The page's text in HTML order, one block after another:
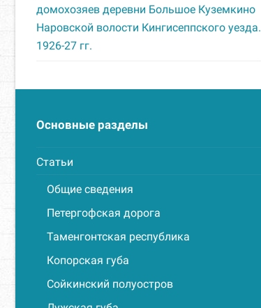
домохозяев деревни Большое Куземкино
Наровской волости Кингисеппского уезда.
1926-27 гг.
Основные разделы
Статьи
Общие сведения
Петергофская дорога
Таменгонтская республика
Копорская губа
Сойкинский полуостров